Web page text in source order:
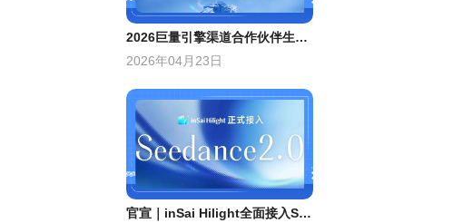
2026巨量引擎渠道合作伙伴生态大会，东信荣获“共擎奖”双项大奖
2026年04月23日
官宣｜inSai Hilight全面接入Seedance 2.0